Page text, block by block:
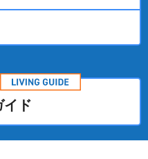
イド